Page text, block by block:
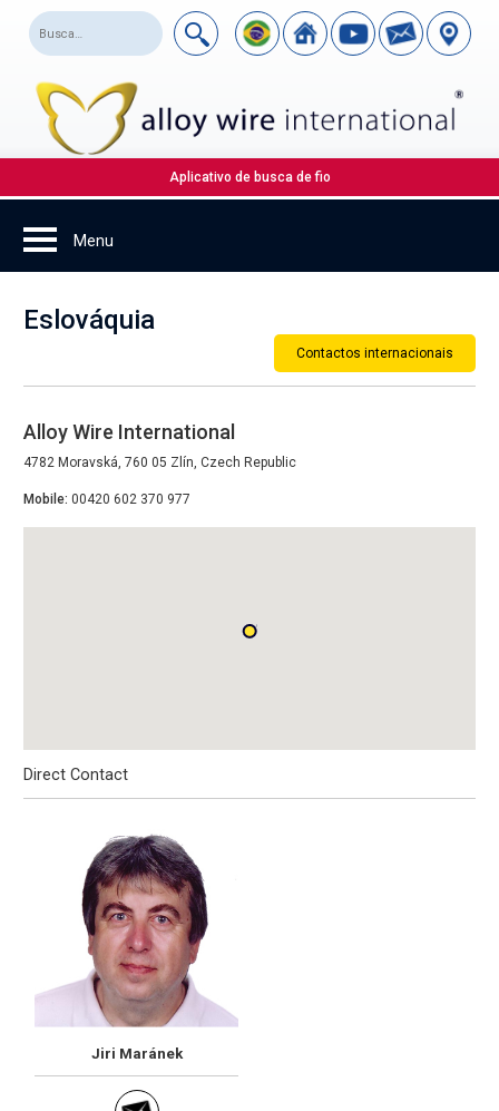
Aplicativo de busca de fio
Eslováquia
Contactos internacionais
Alloy Wire International
4782 Moravská, 760 05 Zlín, Czech Republic
Mobile: 00420 602 370 977
Direct Contact
Jiri Maránek